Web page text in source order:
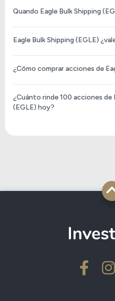
Quando Eagle Bulk Shipping
Eagle Bulk Shipping (EGLE)
¿Cómo comprar acciones de
¿Cuánto rinde 100 acciones de
(EGLE) hoy?